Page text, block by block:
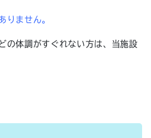
りません。
の体調がすぐれない方は、当施設